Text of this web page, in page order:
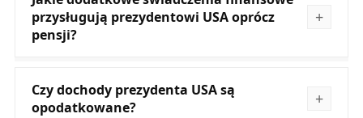
przysługują prezydentowi USA oprócz
pensji?
Czy dochody prezydenta USA są
opodatkowane?